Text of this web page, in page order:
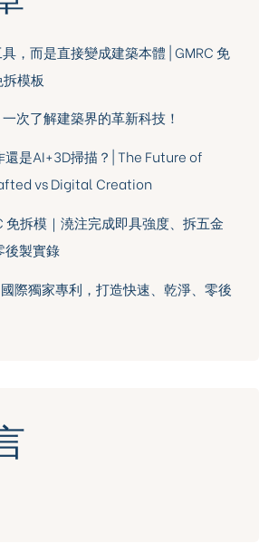
，而是直接變成建築本體 | GMRC 免
模板
次了解建築界的革新科技！
還是AI+3D掃描？| The Future of
vs Digital Creation
免拆模｜澆注完成即具強度、拆五金
後製實錄
際獨家專利，打造快速、乾淨、零後